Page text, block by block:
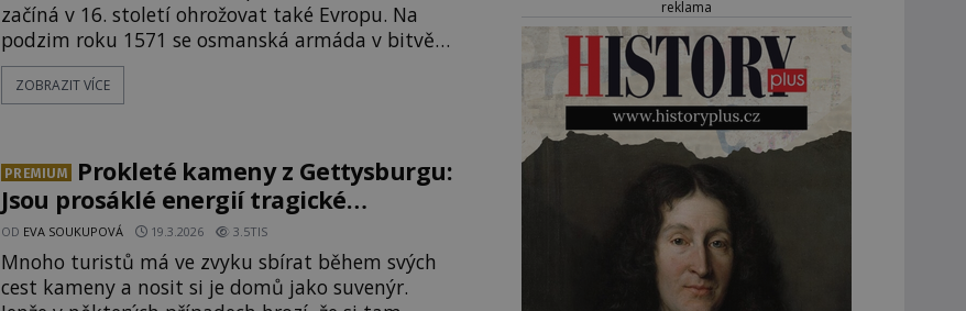
začíná v 16. století ohrožovat také Evropu. Na
podzim roku 1571 se osmanská armáda v bitvě
utká se Svatou ligou a navzdory výrazné početní
přesile se dočká své první velké porážky. Podíl na
Antonio Ghislieri (1504–1572),
ZOBRAZIT VÍCE
PREMIUM
Prokleté kameny z Gettysburgu:
Jsou prosáklé energií tragické
události?
OD EVA SOUKUPOVÁ 19.3.2026 3.5TIS
Mnoho turistů má ve zvyku sbírat během svých
cest kameny a nosit si je domů jako suvenýr.
reklama